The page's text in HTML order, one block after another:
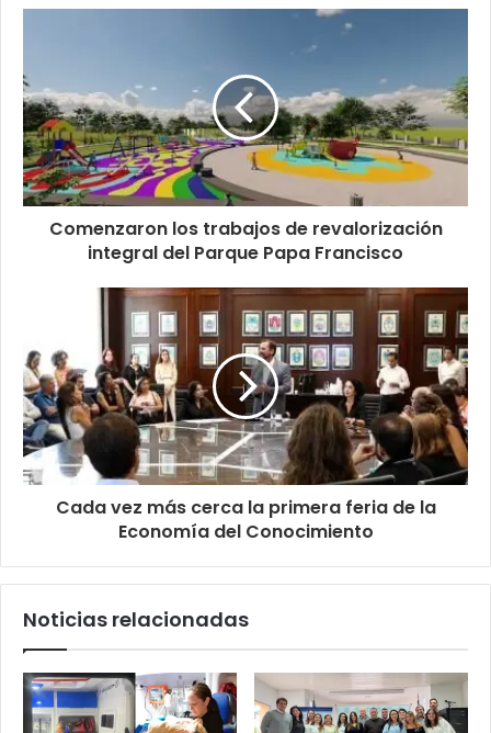
Comenzaron los trabajos de revalorización
integral del Parque Papa Francisco
Cada vez más cerca la primera feria de la
Economía del Conocimiento
Noticias relacionadas